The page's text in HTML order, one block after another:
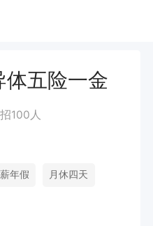
体五险一金
招100人
年假 月休四天